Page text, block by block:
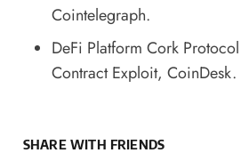
Cointelegraph.
DeFi Platform Cork
Contract Exploit, CoinDesk.
SHARE WITH FRIENDS